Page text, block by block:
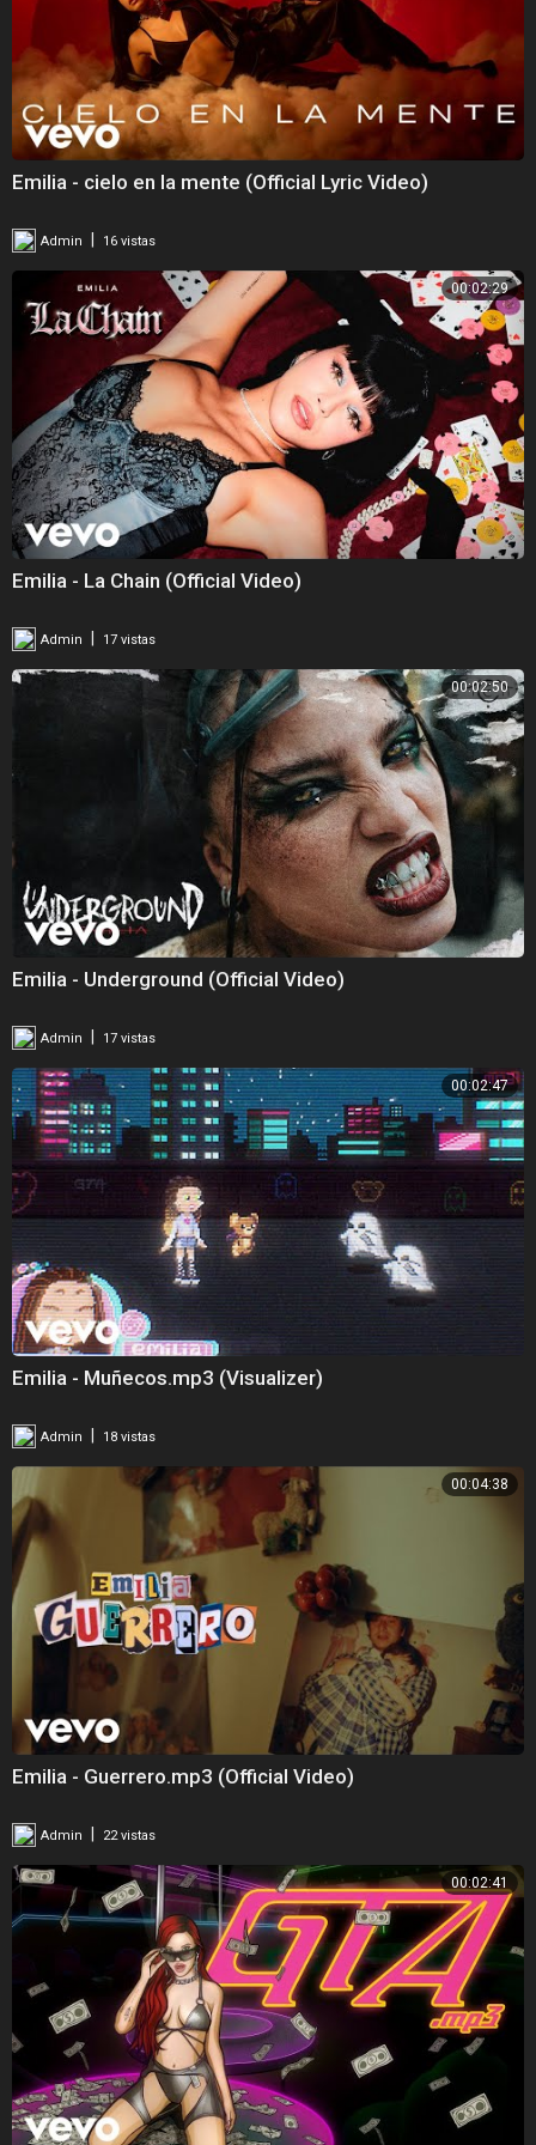
Emilia - cielo en la mente (Official Lyric Video)
Admin 16 vistas
00:02:29
Emilia - La Chain (Official Video)
Admin 17 vistas
00:02:50
Emilia - Underground (Official Video)
Admin 17 vistas
00:02:47
Emilia - Muñecos.mp3 (Visualizer)
Admin 18 vistas
00:04:38
Emilia - Guerrero.mp3 (Official Video)
Admin | 22 vistas
00:02:41